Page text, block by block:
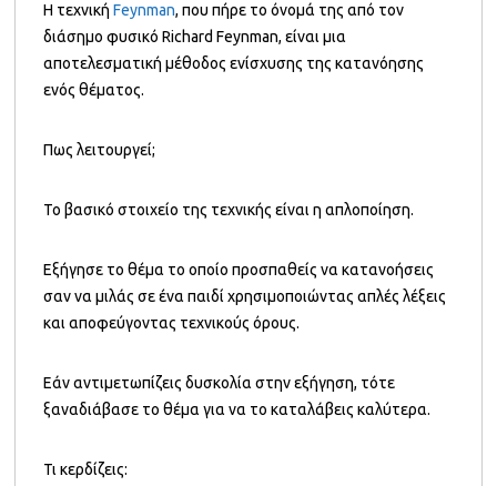
Η τεχνικήFeynman, που πήρε το όνομά της από τον
διάσημο φυσικό Richard Feynman, είναι μια
αποτελεσματική μέθοδος ενίσχυσης της κατανόησης
ενός θέματος.
Πως λειτουργεί;
Το βασικό στοιχείο της τεχνικής είναι η απλοποίηση.
Εξήγησε το θέμα το οποίο προσπαθείς να κατανοήσεις
σαν να μιλάς σε ένα παιδί χρησιμοποιώντας απλές λέξεις
και αποφεύγοντας τεχνικούς όρους.
Εάν αντιμετωπίζεις δυσκολία στην εξήγηση, τότε
ξαναδιάβασε το θέμα για να το καταλάβεις καλύτερα.
Τι κερδίζεις: